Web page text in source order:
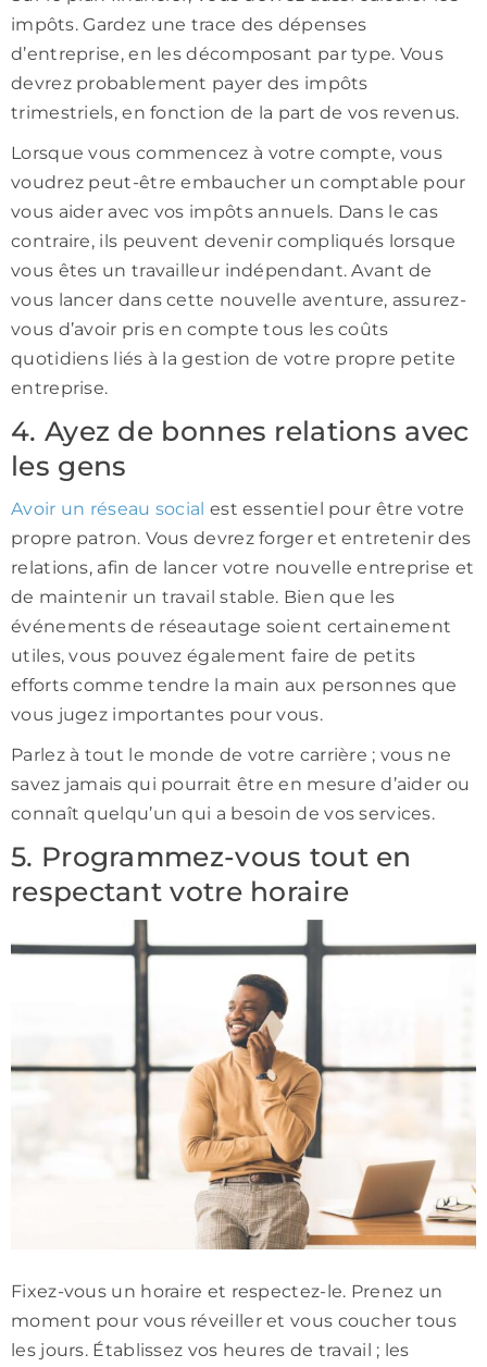
impôts. Gardez une trace des dépenses
d’entreprise, en les décomposant par type. Vous
devrez probablement payer des impôts
trimestriels, en fonction de la part de vos revenus.
Lorsque vous commencez à votre compte, vous
voudrez peut-être embaucher un comptable pour
vous aider avec vos impôts annuels. Dans le cas
contraire, ils peuvent devenir compliqués lorsque
vous êtes un travailleur indépendant. Avant de
vous lancer dans cette nouvelle aventure, assurez-
vous d’avoir pris en compte tous les coûts
quotidiens liés à la gestion de votre propre petite
entreprise.
4. Ayez de bonnes relations avec
les gens
Avoir un réseau social est essentiel pour être votre
propre patron. Vous devrez forger et entretenir des
relations, afin de lancer votre nouvelle entreprise et
de maintenir un travail stable. Bien que les
événements de réseautage soient certainement
utiles, vous pouvez également faire de petits
efforts comme tendre la main aux personnes que
vous jugez importantes pour vous.
Parlez à tout le monde de votre carrière ; vous ne
savez jamais qui pourrait être en mesure d’aider ou
connaît quelqu’un qui a besoin de vos services.
5. Programmez-vous tout en
respectant votre horaire
Fixez-vous un horaire et respectez-le. Prenez un
moment pour vous réveiller et vous coucher tous
les jours. Établissez vos heures de travail ; les